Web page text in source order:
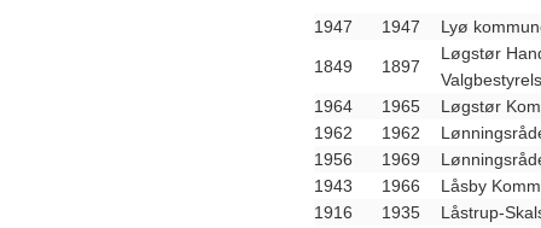
1947 1947 Lyø
1849 1897
Løgstør
1964
1965
Løgstør
1962
1962
1956
1969
1943
1966
Låsby
1916
1935
Låstrup-